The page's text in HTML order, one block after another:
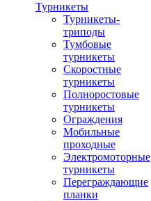
Турникеты
Турникеты-
триподы
Тумбовые
турникеты
Скоростные
турникеты
Полноростовые
турникеты
Ограждения
Мобильные
проходные
Электромоторные
турникеты
Переграждающие
планки